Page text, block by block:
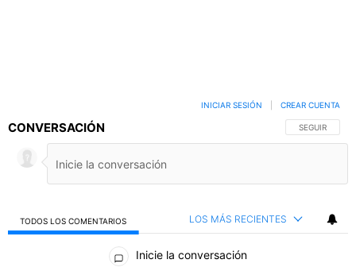
CONVERSACIÓN SIGA ESTA
SEGUIR
INICIAR SESIÓN CREAR CUENTA
TODOS LOS COMENTARIOS LOS MÁS RECIENTES
Todos los comentarios
Inicie la conversación